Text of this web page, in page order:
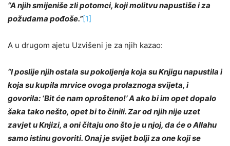
“A njih smijeniše zli potomci, koji molitvu napustiše i za
požudama pođoše.”[1]
A u drugom ajetu Uzvišeni je za njih kazao:
“I poslije njih ostala su pokoljenja koja su Knjigu napustila i
koja su kupila mrvice ovoga prolaznoga svijeta, i
govorila: ‘Bit će nam oprošteno!’ A ako bi im opet dopalo
šaka tako nešto, opet bi to činili. Zar od njih nije uzet
zavjet u Knjizi, a oni čitaju ono što je u njoj, da će o Allahu
samo istinu govoriti. Onaj je svijet bolji za one koji se